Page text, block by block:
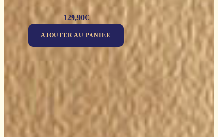
129,90€
AJOUTER AU PANIER